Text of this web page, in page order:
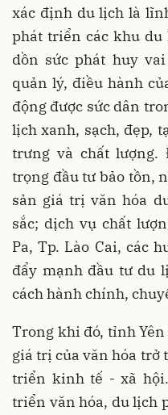
xác định du lịch là
phát triển các khu
dồn sức phát huy
quản lý, điều hành
động được sức dân
lịch xanh, sạch, đẹp,
trưng và chất
trọng đầu tư bảo tồn,
sản giá trị văn hóa
sắc; dịch vụ chất
Pa, Tp. Lào Cai, các
đẩy mạnh đầu tư du
cách hành chính,
Trong khi đó, tỉnh
giá trị của văn hóa trở
triển kinh tế - xã
triển văn hóa, du lịch